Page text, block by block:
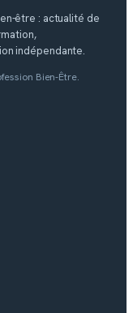
être : actualité de
indépendante.
Bien-Être.